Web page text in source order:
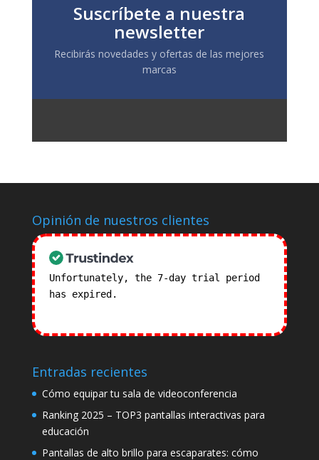
Suscríbete a nuestra
newsletter
Recibirás novedades y ofertas de las mejores
marcas
Opinión de nuestros clientes
Unfortunately, the 7-day trial period
has expired.
Entradas recientes
Cómo equipar tu sala de videoconferencia
Ranking 2025 – TOP3 pantallas interactivas para
educación
Pantallas de alto brillo para escaparates: cómo